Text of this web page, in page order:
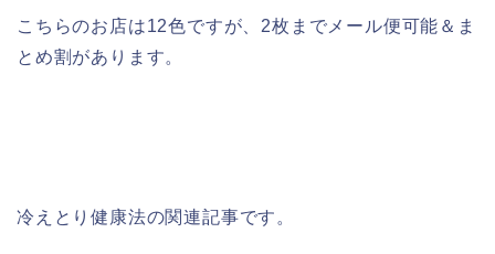
こちらのお店は12色ですが、2枚までメール便可能＆ま
とめ割があります。
冷えとり健康法の関連記事です。